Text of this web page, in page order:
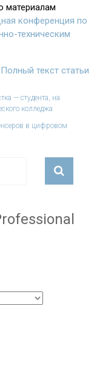
материалам
конференция по
техническим
текст статьи
— студента, на
колледжа
в цифровом